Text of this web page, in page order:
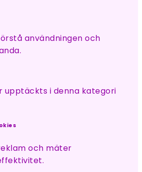
användningen och
upptäckts i denna kategori
och mäter